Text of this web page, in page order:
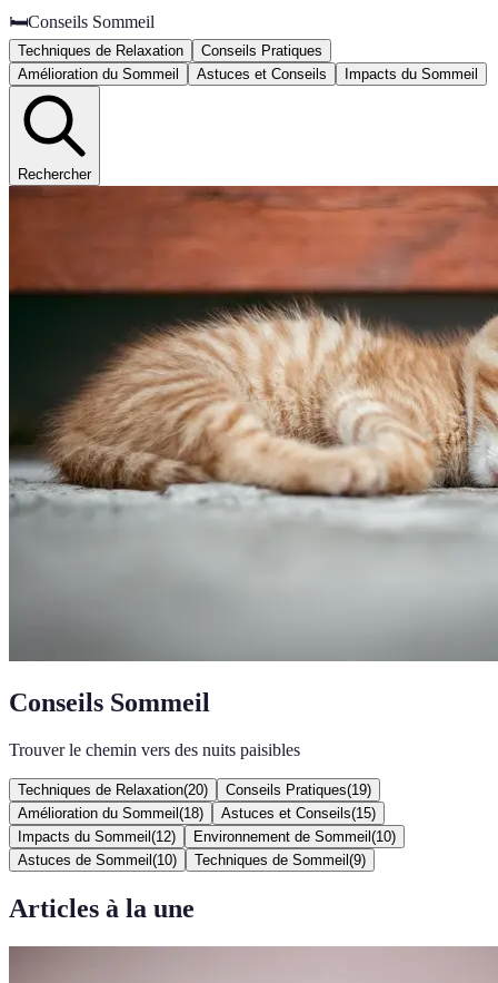
🛏️Conseils Sommeil
Techniques de Relaxation
Conseils Pratiques
Amélioration du Sommeil
Astuces et Conseils Impacts du Sommeil
Rechercher
Conseils Sommeil
Trouver le chemin vers des nuits paisibles
Techniques de Relaxation(20) Conseils Pratiques(19)
Amélioration du Sommeil (18) Astuces et Conseils(15)
Impacts du Sommeil (12) Environnement de Sommeil (10)
Astuces de Sommeil (10) Techniques de Sommeil (9)
Articles à la une